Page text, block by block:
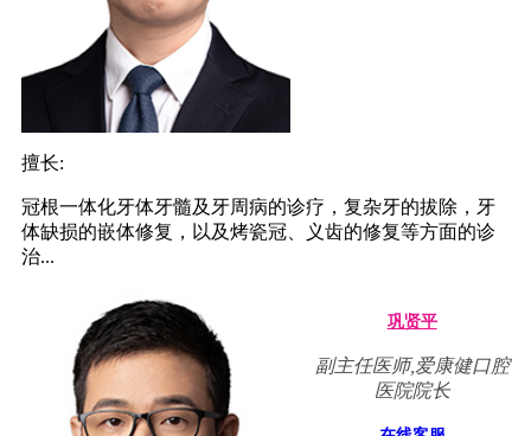
擅长:
冠根一体化牙体牙髓及牙周病的诊疗，复杂牙的拔除，牙
体缺损的嵌体修复，以及烤瓷冠、义齿的修复等方面的诊
治...
巩贤平
副主任医师,爱康健口腔
医院院长